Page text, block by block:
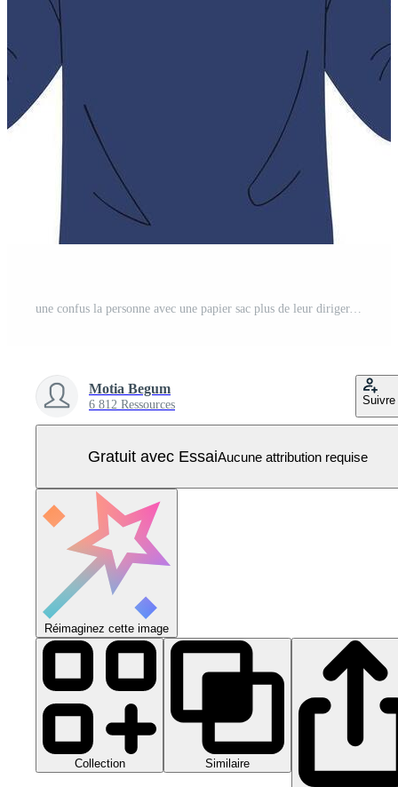
une confus la personne avec une papier sac plus de leur diriger, entouré par question Des marques, exprime incertitude et doute avec un main ouverte geste, symbolisant une chercher pour réponses. Vecteur Pro
Motia Begum
6 812 Ressources Suivre
Gratuit avec EssaiAucune attribution requise
Réimaginez cette image
Collection Similaire